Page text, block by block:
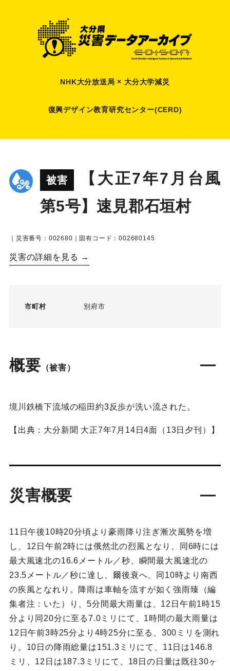
NHK大分放送局 × 大分大学減災
復興デザイン教育研究センター(CERD)
被害
【大正7年7月台風
第5号】速見郡石垣村
｜災害番号：002680｜固有コード：002680145
災害の詳細を見る →
市町村 別府市
概要 （被害）
境川鉄橋下流域の稲田約3反歩が洗い流された。
【出典：大分新聞 大正7年7月14日4面（13日夕刊）】
災害概要
11日午後10時20分頃より豪雨降り注ぎ漸次風勢を増
し、12日午前2時には俄然北の烈風となり、同6時には
最大風速北の16.6メートル／秒、瞬間最大風速北の
23.5メートル／秒に達し、爾後衰へ、同10時より南西
の疾風となれり。降雨は車軸を流すが如く強雨臻（編
集者注：いた）り、5分間最大雨量は、12日午前1時15
分より同20分に至る7.0ミリにて、1時間の最大雨量は
12日午前3時25分より4時25分に至る、300ミリを測れ
り。10日の降雨総量は151.3ミリにて、11日は146.8
ミリ、12日は187.3ミリにて、18日の日量は既往30ヶ